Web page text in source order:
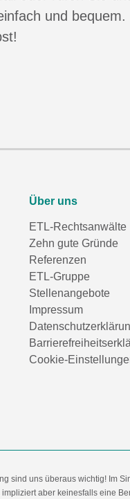
und bequem.
Über uns
ETL-Rechtsanwälte
Zehn gute Gründe
Referenzen
ETL-Gruppe
Stellenangebote
Impressum
Cookie-
sind uns überaus wichtig! Im
aber keinesfalls eine